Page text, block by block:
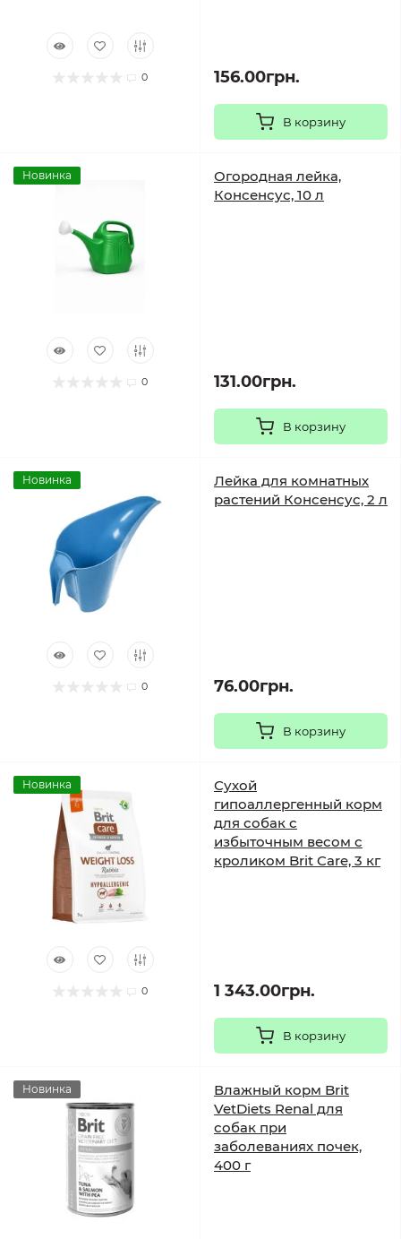
0 156.00грн.
В корзину
Новинка
0
Огородная лейка,
Консенсус, 10 л
131.00грн.
В корзину
Новинка
0
Лейка для комнатных
растений Консенсус, 2 л
76.00грн.
В корзину
Новинка
0
Сухой
гипоаллергенный корм
для собак с
избыточным весом с
кроликом Brit Care, 3 кг
1 343.00грн.
В корзину
Новинка
Влажный корм Brit
VetDiets Renal для
собак при
заболеваниях почек,
400 г